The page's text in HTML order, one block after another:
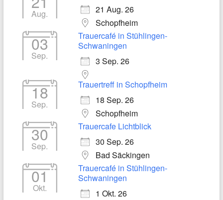
Aug.
21 Aug. 26
Schopfheim
03
Sep.
Trauercafé in Stühlingen-
Schwaningen
3 Sep. 26
18
Sep.
Trauertreff in Schopfheim
18 Sep. 26
Schopfheim
30
Sep.
Trauercafe Lichtblick
30 Sep. 26
Bad Säckingen
01
Okt.
Trauercafé in Stühlingen-
Schwaningen
1 Okt. 26